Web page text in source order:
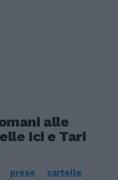
alle
Ici e Tari
prese
cartelle